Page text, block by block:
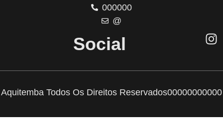
000000
@
Social
Aquitemba Todos Os Direitos Reservados00000000000